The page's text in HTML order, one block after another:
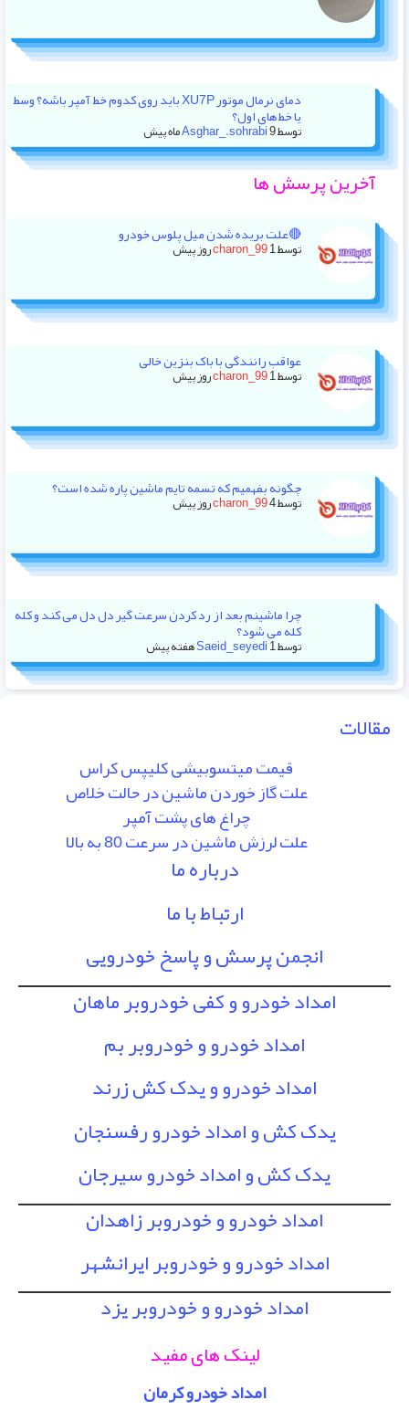
دمای نرمال موتور XU7P باید روی کدوم خط آمپر باشه؟ وسط
یا خط‌های اول؟
توسط Asghar_.sohrabi9 ماه پیش
آخرین پرسش ها
🔴علت بریده شدن میل پلوس خودرو
توسط charon_991 روز پیش
عواقب رانندگی با باک بنزین خالی
توسط charon_991 روز پیش
چگونه بفهمیم که تسمه تایم ماشین پاره شده است؟
توسط charon_994 روز پیش
چرا ماشینم بعد از رد کردن سرعت گیر دل دل می کند و کله
کله می شود؟
توسط Saeid_seyedi1 هفته پیش
مقالات
قیمت میتسوبیشی کلیپس کراس
علت گاز خوردن ماشین در حالت خلاص
چراغ های پشت آمپر
علت لرزش ماشین در سرعت 80 به بالا
درباره ما
ارتباط با ما
انجمن پرسش و پاسخ خودرویی
امداد خودرو و کفی خودروبر ماهان
امداد خودرو و خودروبر بم
امداد خودرو و یدک کش زرند
یدک کش و امداد خودرو رفسنجان
یدک کش و امداد خودرو سیرجان
امداد خودرو و خودروبر زاهدان
امداد خودرو و خودروبر ایرانشهر
امداد خودرو و خودروبر یزد
لینک های مفید
امداد خودرو کرمان